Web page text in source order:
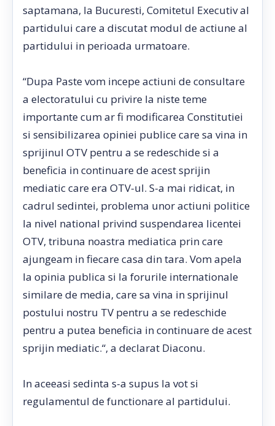
saptamana, la Bucuresti, Comitetul Executiv al
partidului care a discutat modul de actiune al
partidului in perioada urmatoare.
“Dupa Paste vom incepe actiuni de consultare
a electoratului cu privire la niste teme
importante cum ar fi modificarea Constitutiei
si sensibilizarea opiniei publice care sa vina in
sprijinul OTV pentru a se redeschide si a
beneficia in continuare de acest sprijin
mediatic care era OTV-ul. S-a mai ridicat, in
cadrul sedintei, problema unor actiuni politice
la nivel national privind suspendarea licentei
OTV, tribuna noastra mediatica prin care
ajungeam in fiecare casa din tara. Vom apela
la opinia publica si la forurile internationale
similare de media, care sa vina in sprijinul
postului nostru TV pentru a se redeschide
pentru a putea beneficia in continuare de acest
sprijin mediatic.“, a declarat Diaconu.
In aceeasi sedinta s-a supus la vot si
regulamentul de functionare al partidului.